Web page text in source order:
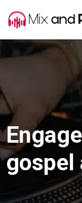
gospel